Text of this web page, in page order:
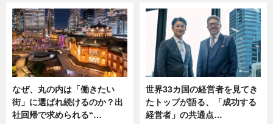
なぜ、丸の内は「働きたい
街」に選ばれ続けるのか？出
社回帰で求められる“…
世界33カ国の経営者を見てき
たトップが語る、「成功する
経営者」の共通点…